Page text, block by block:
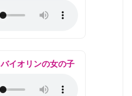
イオリンの女の子